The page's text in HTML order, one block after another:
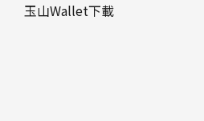
玉山Wallet下載